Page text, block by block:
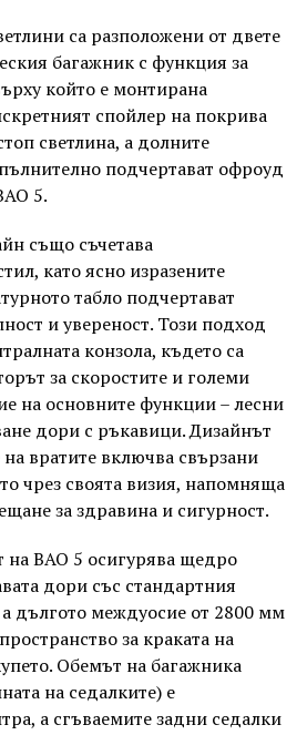
са разположени от двете
багажник с функция за
който е монтирана
спойлер на покрива
светлина, а долните
подчертават офроуд
5.
също съчетава
като ясно изразените
табло подчертават
и увереност. Този подход
конзола, където са
за скоростите и големи
на основните функции – лесни
дори с ръкавици. Дизайнът
вратите включва свързани
чрез своята визия, напомняща
за здравина и сигурност.
на BAO 5 осигурява щедро
дори със стандартния
дългото междуосие от 2800 мм
за краката на
Обемът на багажника
на седалките) е
а сгъваемите задни седалки